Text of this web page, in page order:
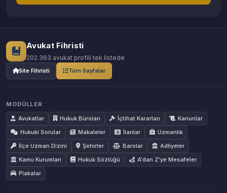
Avukat Fihristi
202.363 avukat profili tek listede
Site Fihristi Tüm Sayfalar
MODÜLLER
Avukatlar
Hukuk Büroları İçtihat Kararları
Kanunlar
Hukuki Sorular
Makaleler İlanlar
Uzmanlık
İlçe Uzman Dizini
Şehirler Barolar
Adliyeler
Kamu Kurumları
Hukuk Sözlüğü
A'dan Z'ye Mesafeler
Plakalar